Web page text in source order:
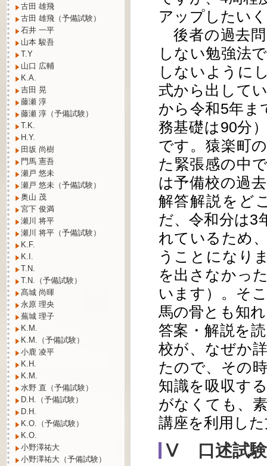
アップしたい
後者の過去
しない勉強法
しないように
式から出して
から令和5年ま
務基礎は90分
です。猿楽町
た緊張感の中
は予備校の過
解答解説をど
だ、令和分は3
れているため
うことになり
を出さなかっ
います）。そ
馬の骨とも知
答案・解説を
校が、なぜか
たので、その
知識を吸収す
がなくても、
講座を利用し
Ⅴ 口述試験
古田 雄飛
古田 雄飛（予備試験）
石井 一平
山本 駿吾
T.Y
山口 広輔
K.A.
吉田 晃
藤瀬 淳
藤瀬 淳（予備試験）
T.K.
H.Y.
田坂 尚樹
門馬 憲吾
瀬戸 悠未
瀬戸 悠未（予備試験）
奥山 茂
宮下 俊満
瀬川 将平
瀬川 将平（予備試験）
K.F.
K.I.
T.N.
T.N.（予備試験）
髙城 尚暉
永原 理央
蕪城 理子
K.M.
K.M.（予備試験）
小鹿 凌平
K.H.
K.M.
水野 直（予備試験）
D.H.（予備試験）
D.H.
K.O.（予備試験）
K.O.
小野澤祐大
小野澤祐大（予備試験）